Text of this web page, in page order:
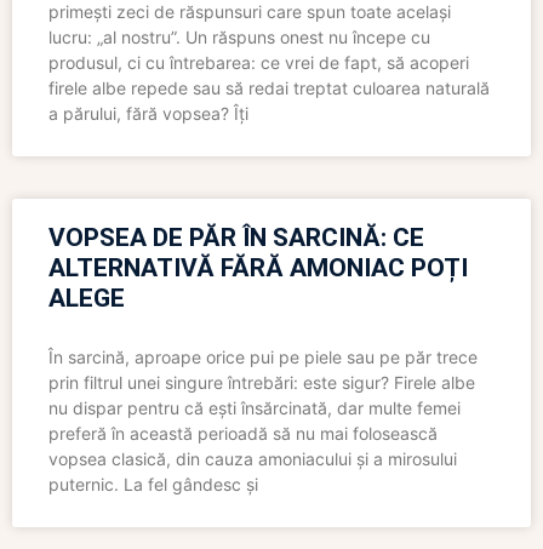
primești zeci de răspunsuri care spun toate același
lucru: „al nostru”. Un răspuns onest nu începe cu
produsul, ci cu întrebarea: ce vrei de fapt, să acoperi
firele albe repede sau să redai treptat culoarea naturală
a părului, fără vopsea? Îți
VOPSEA DE PĂR ÎN SARCINĂ: CE
ALTERNATIVĂ FĂRĂ AMONIAC POȚI
ALEGE
În sarcină, aproape orice pui pe piele sau pe păr trece
prin filtrul unei singure întrebări: este sigur? Firele albe
nu dispar pentru că ești însărcinată, dar multe femei
preferă în această perioadă să nu mai folosească
vopsea clasică, din cauza amoniacului și a mirosului
puternic. La fel gândesc și